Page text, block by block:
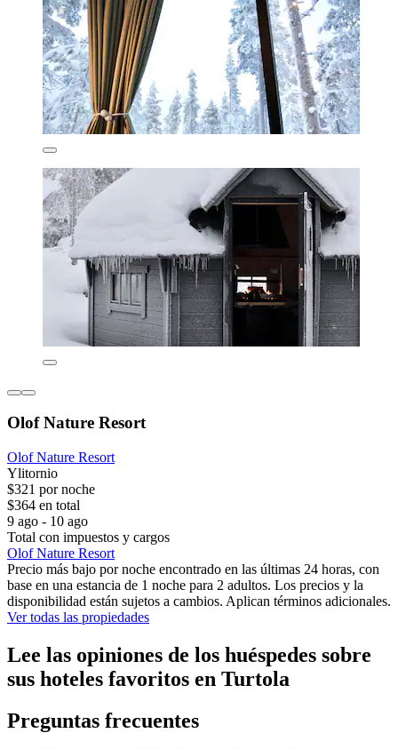
Olof Nature Resort
Olof Nature Resort
Ylitornio
$321 por noche
$364 en total
9 ago - 10 ago
Total con impuestos y cargos
Olof Nature Resort
Precio más bajo por noche encontrado en las últimas 24 horas, con
base en una estancia de 1 noche para 2 adultos. Los precios y la
disponibilidad están sujetos a cambios. Aplican términos adicionales.
Ver todas las propiedades
Lee las opiniones de los huéspedes sobre
sus hoteles favoritos en Turtola
Preguntas frecuentes